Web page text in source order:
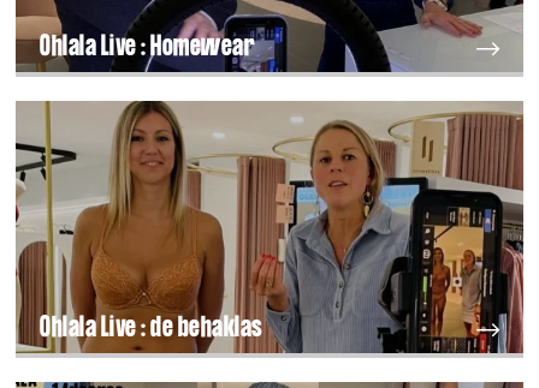
Ohlala Live : Homewear
Ohlala Live : de behaklas